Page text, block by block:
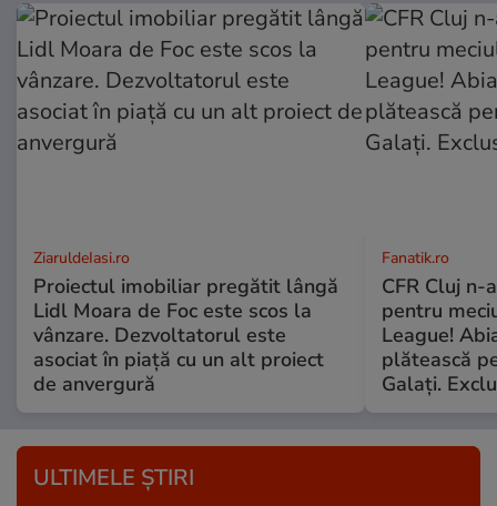
ZiaruldeIasi.ro
Proiectul imobiliar pregătit lângă
Lidl Moara de Foc este scos la
vânzare. Dezvoltatorul este
asociat în piață cu un alt proiect
de anvergură
Fanatik.ro
CFR Cluj n-
pentru
League!
plătească
Galaţi.
ULTIMELE ȘTIRI